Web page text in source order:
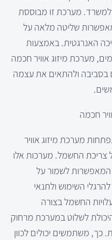
למשרד. מערכת זו מבוססת
שליטה מלאה על
האנרגטית. באמצעות
מערכת מיזוג אוויר חכמה
בסביבה ולהתאים את עצמה
חכמה
מערכת מיזוג אוויר
החשמל. מערכות אלו
המאפשרות לשמור על
השימוש ולתנאי
החשמל בצורה
לשלוט במערכת מרחוק
כך, משתמשים יכולים לכוון